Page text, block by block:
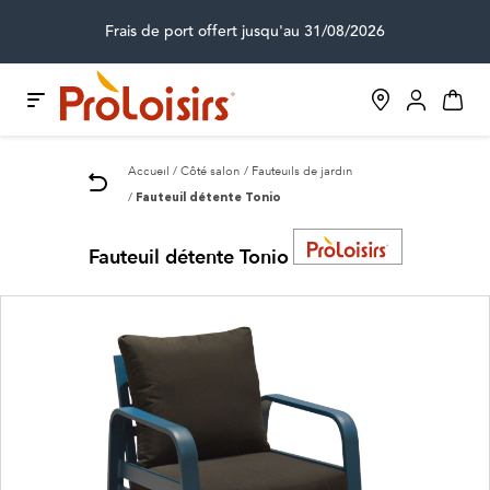
Frais de port offert jusqu'au 31/08/2026
Accueil Côté salon Fauteuils de jardin
Fauteuil détente Tonio
Fauteuil détente Tonio